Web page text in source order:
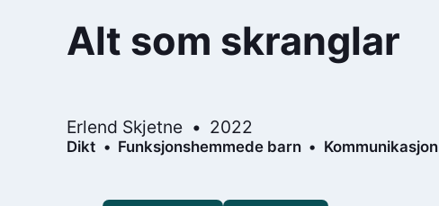
Alt som skranglar
Erlend Skjetne 2022
Dikt Funksjonshemmede barn Kommunikasjon